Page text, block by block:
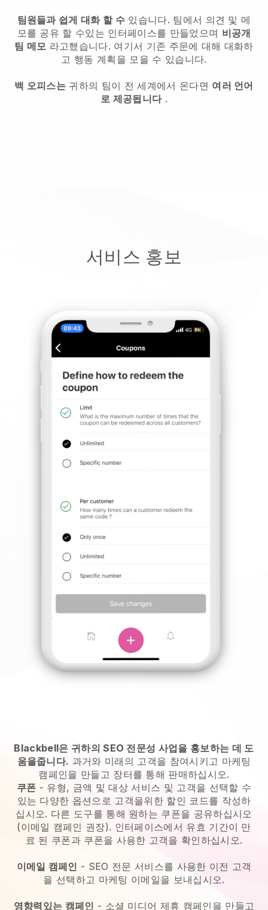
팀원들과 쉽게 대화 할 수 있습니다. 팀에서 의견 및 메
모를 공유 할 수있는 인터페이스를 만들었으며 비공개
팀 메모 라고했습니다. 여기서 기존 주문에 대해 대화하
고 행동 계획을 모을 수 있습니다.
백 오피스는 귀하의 팀이 전 세계에서 온다면 여러 언어
로 제공됩니다.
서비스 홍보
Blackbell은 귀하의 SEO 전문성 사업을 홍보하는 데 도
움을줍니다. 과거와 미래의 고객을 참여시키고 마케팅
캠페인을 만들고 장터를 통해 판매하십시오.
쿠폰 - 유형, 금액 및 대상 서비스 및 고객을 선택할 수
있는 다양한 옵션으로 고객을위한 할인 코드를 작성하
십시오. 다른 도구를 통해 원하는 쿠폰을 공유하십시오
(이메일 캠페인 권장). 인터페이스에서 유효 기간이 만
료 된 쿠폰과 쿠폰을 사용한 고객을 확인하십시오.
이메일 캠페인 - SEO 전문 서비스를 사용한 이전 고객
을 선택하고 마케팅 이메일을 보내십시오.
영향력있는 캠페인 - 소셜 미디어 제휴 캠페인을 만들고